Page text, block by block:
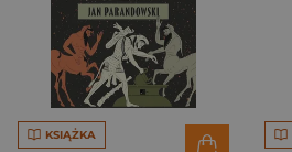
KSIĄŻKA